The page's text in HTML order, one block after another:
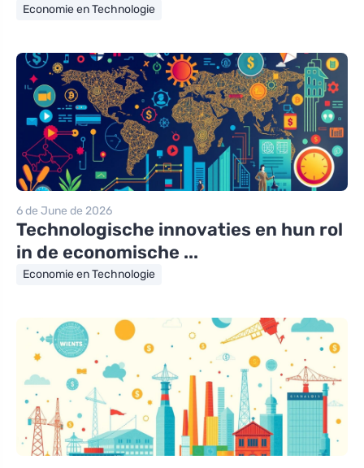
Economie en Technologie
6 de June de 2026
Technologische innovaties en hun rol
in de economische ...
Economie en Technologie